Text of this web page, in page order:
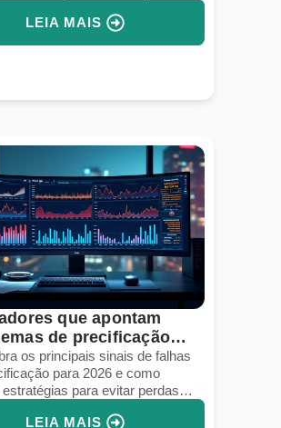
LEIA MAIS
que apontam
de precificação
os principais sinais de falhas
para 2026 e como
para evitar perdas
LEIA MAIS